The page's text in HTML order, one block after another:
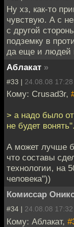
Ну хз, как-то
чувствую. А с
с другой
подземку в
да еще и людей
Аблакат »
#33 | 24.08.08 17:28
Кому: Crusad3r,
> а надо было
не будет
А может лучше
что составы
технологии, на
человека"))
Комиссар
#34 | 24.08.08 17:32
Кому: Аблакат,